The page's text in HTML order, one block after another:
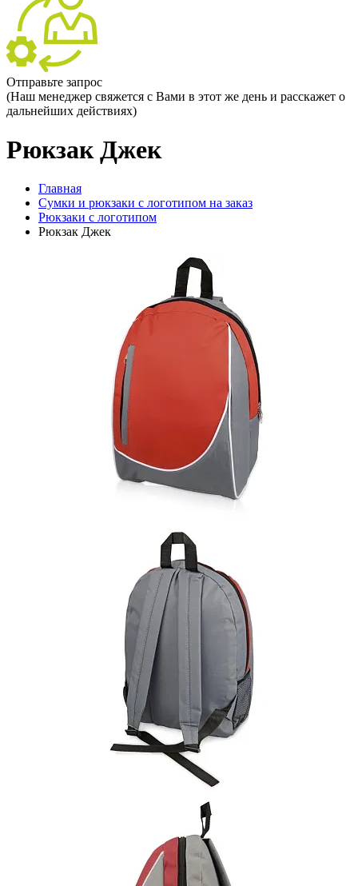
Отправьте запрос
(Наш менеджер свяжется с Вами в этот же день и расскажет о
дальнейших действиях)
Рюкзак Джек
Главная
Сумки и рюкзаки с логотипом на заказ
Рюкзаки с логотипом
Рюкзак Джек